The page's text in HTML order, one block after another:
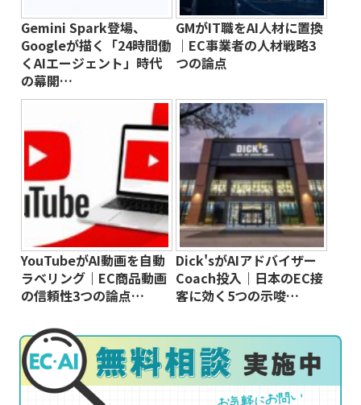
Gemini Spark登場、
Googleが描く「24時間働
くAIエージェント」時代
の幕開…
GMがIT職をAI人材に置換
｜EC事業者の人材戦略3
つの論点
YouTubeがAI動画を自動
ラベリング｜EC商品動画
の信頼性3つの論点…
Dick'sがAIアドバイザー
Coach投入｜日本のEC接
客に効く5つの示唆…